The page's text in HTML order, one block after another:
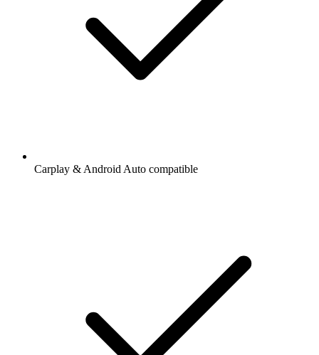
Carplay & Android Auto compatible